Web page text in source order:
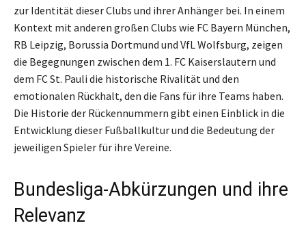
zur Identität dieser Clubs und ihrer Anhänger bei. In einem
Kontext mit anderen großen Clubs wie FC Bayern München,
RB Leipzig, Borussia Dortmund und VfL Wolfsburg, zeigen
die Begegnungen zwischen dem 1. FC Kaiserslautern und
dem FC St. Pauli die historische Rivalität und den
emotionalen Rückhalt, den die Fans für ihre Teams haben.
Die Historie der Rückennummern gibt einen Einblick in die
Entwicklung dieser Fußballkultur und die Bedeutung der
jeweiligen Spieler für ihre Vereine.
Bundesliga-Abkürzungen und ihre
Relevanz